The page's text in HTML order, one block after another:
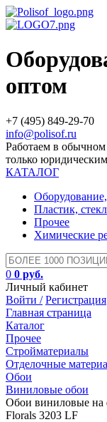
оптом
+7 (495) 849-29-70
info@polisof.ru
Работаем в
только
КАТАЛОГ
Пластик,
Прочее
Химические
0 0 руб.
Личный кабинет
Войти / Регистрация
Главная страница
Каталог
Прочее
Стройматериалы
Отделочные
Обои
Виниловые обои
Обои виниловые на
Florals 3203 LF